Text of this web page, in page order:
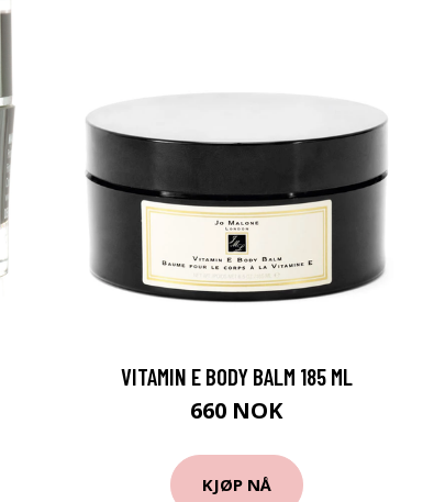
VITAMIN E BODY BALM 185 ML
660 NOK
KJØP NÅ